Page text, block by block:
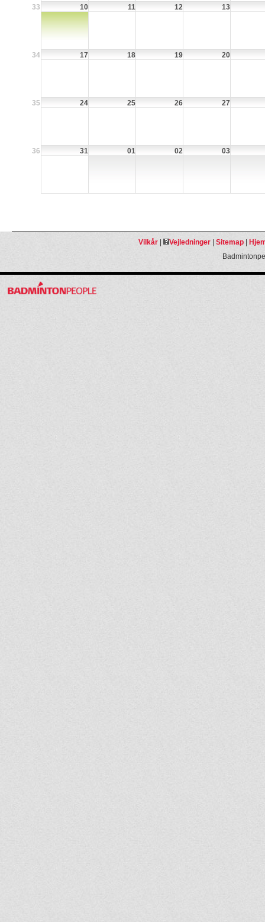
33 10 11 12 13
34 17 18 19 20
35 24 25 26 27
36 31 01 02 03
Vilkår| Vejledninger| Sitemap|